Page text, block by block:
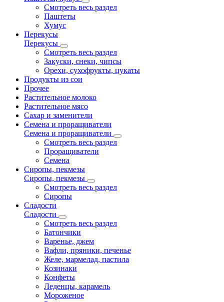
Смотреть весь раздел
Паштеты
Хумус
Перекусы
Перекусы
Смотреть весь раздел
Закуски, снеки, чипсы
Орехи, сухофрукты, цукаты
Продукты из сои
Прочее
Растительное молоко
Растительное мясо
Сахар и заменители
Семена и проращиватели
Семена и проращиватели
Смотреть весь раздел
Проращиватели
Семена
Сиропы, пекмезы
Сиропы, пекмезы
Смотреть весь раздел
Сиропы
Сладости
Сладости
Смотреть весь раздел
Батончики
Варенье, джем
Вафли, пряники, печенье
Желе, мармелад, пастила
Козинаки
Конфеты
Леденцы, карамель
Мороженое